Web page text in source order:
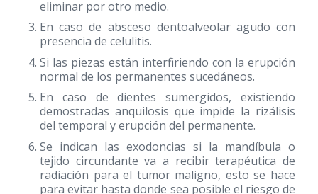
eliminar por otro medio.
En caso de absceso dentoalveolar agudo con
presencia de celulitis.
Si las piezas están interfiriendo con la erupción
normal de los permanentes sucedáneos.
En caso de dientes sumergidos, existiendo
demostradas anquilosis que impide la rizálisis
del temporal y erupción del permanente.
Se indican las exodoncias si la mandíbula o
tejido circundante va a recibir terapéutica de
radiación para el tumor maligno, esto se hace
para evitar hasta donde sea posible el riesgo de